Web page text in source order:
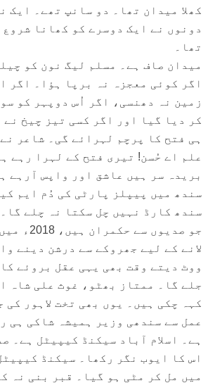
کھلا میدان تھا۔ دو سانپ تھے۔
دونوں نے ایک دوسرے کو کھانا
تھا۔
میدان صاف ہے۔ مسلم لیگ نون کو
اگر کوئی معجزہ نہ برپا ہؤا۔ اگر
زمین نہ دھنسی، اگر اُس دوپہر کو
ہی فتح کا پرچم لہرائے گی۔ شاعر
علم اے حُسن! تیری فتح کے لہرا رہے
بریدہ سر ہیں عاشق اور واپس آرہے
سندھ میں پیپلز پارٹی کی دُم ایم
سندھ کارڈ نہیں چل سکتا نہ چلے
جو
لانے کے لیے جھروکے سے درشن دینے
ووٹ دیتے وقت بھی یہی عقل بروئے
جلے گا۔ ممتاز بھٹو، غوث علی شاہ
کہہ چکی ہیں۔ یوں بھی تخت لاہور
عمل سے سندھی وزیر ہمیشہ شاکی ہی
ہے۔ اسلام آباد سیکنڈ کیپیٹل ہے۔
اس کا ایوب نگر رکھا۔ سیکنڈ
میں مل کر مٹی ہو گیا۔ قبر بنی نہ